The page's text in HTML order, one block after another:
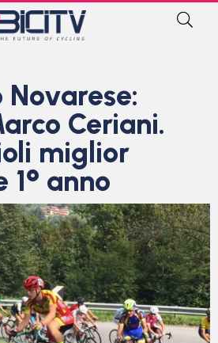
Novarese:
Ceriani.
miglior
1° anno